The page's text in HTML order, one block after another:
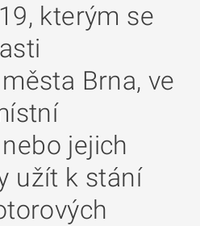
kterým se
Brna, ve
jejich
užít k stání